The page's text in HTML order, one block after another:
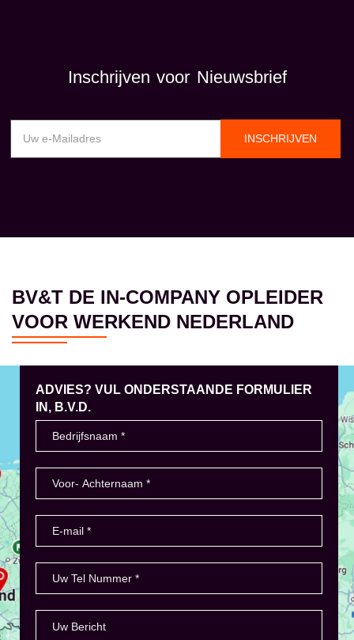
Inschrijven voor Nieuwsbrief
INSCHRIJVEN
BV&T DE IN-COMPANY OPLEIDER
VOOR WERKEND NEDERLAND
ADVIES? VUL ONDERSTAANDE FORMULIER
IN, B.V.D.